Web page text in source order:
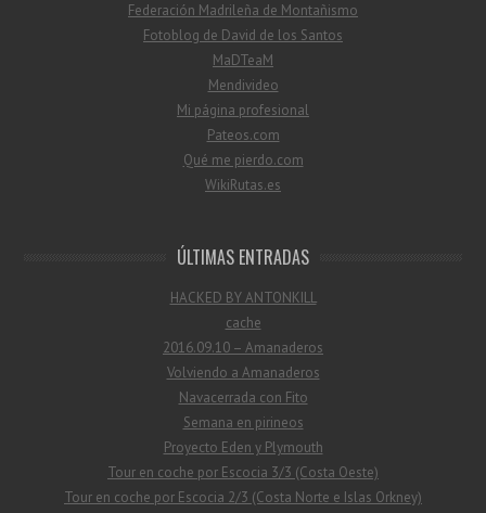
Federación Madrileña de Montañismo
Fotoblog de David de los Santos
MaDTeaM
Mendivideo
Mi página profesional
Pateos.com
Qué me pierdo.com
WikiRutas.es
ÚLTIMAS ENTRADAS
HACKED BY ANTONKILL
cache
2016.09.10 – Amanaderos
Volviendo a Amanaderos
Navacerrada con Fito
Semana en pirineos
Proyecto Eden y Plymouth
Tour en coche por Escocia 3/3 (Costa Oeste)
Tour en coche por Escocia 2/3 (Costa Norte e Islas Orkney)